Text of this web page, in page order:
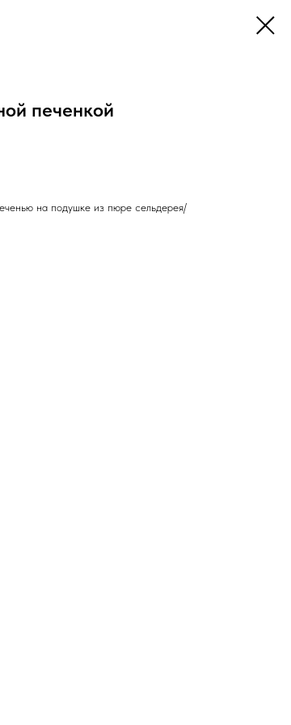
печенкой
на подушке из пюре сельдерея/